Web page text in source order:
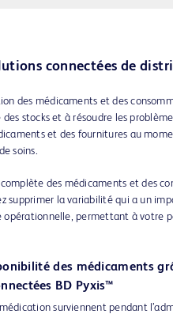
connectées de
des médicaments et des
stocks et à résoudre les
et des fournitures au
soins.
des médicaments et des
supprimer la variabilité qui a un
opérationnelle, permettant à votre
des médicaments
BD Pyxis™
surviennent pendant